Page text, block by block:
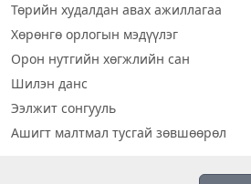
Төрийн худалдан авах ажиллагаа
Хөрөнгө орлогын мэдүүлэг
Орон нутгийн хөгжлийн сан
Шилэн данс
Ээлжит сонгууль
Ашигт малтмал тусгай зөвшөөрөл